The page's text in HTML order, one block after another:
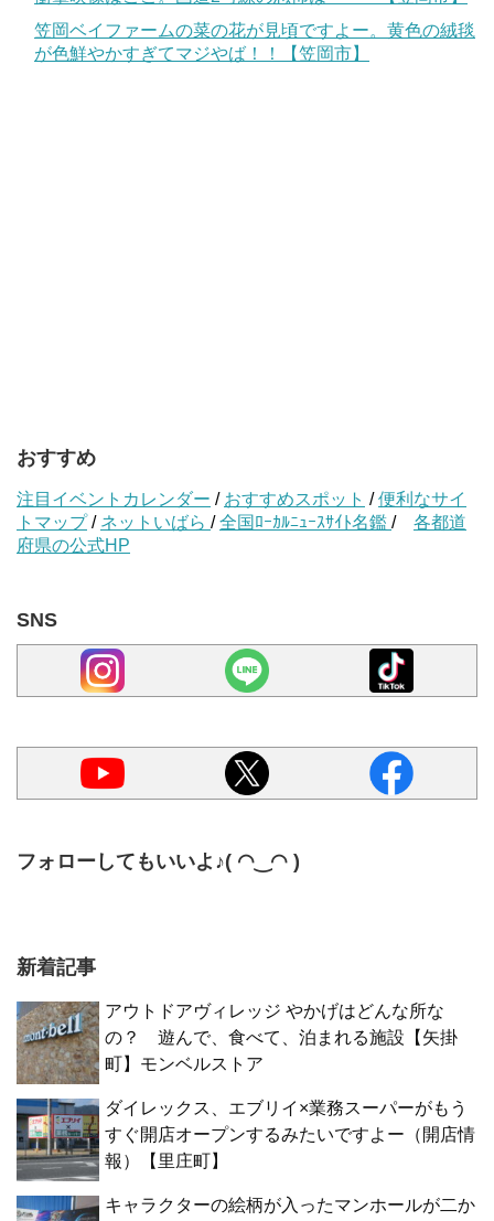
笠岡ベイファームの菜の花が見頃ですよー。黄色の絨毯
が色鮮やかすぎてマジやば！！【笠岡市】
おすすめ
注目イベントカレンダー / おすすめスポット /便利なサイ
トマップ/ ネットいばら /全国ﾛｰｶﾙﾆｭｰｽｻｲﾄ名鑑 / 各都道
府県の公式HP
SNS
フォローしてもいいよ♪( ◠‿◠ )
新着記事
アウトドアヴィレッジ やかげはどんな所な
の？ 遊んで、食べて、泊まれる施設【矢掛
町】モンベルストア
ダイレックス、エブリイ×業務スーパーがもう
すぐ開店オープンするみたいですよー（開店情
報）【里庄町】
キャラクターの絵柄が入ったマンホールが二か